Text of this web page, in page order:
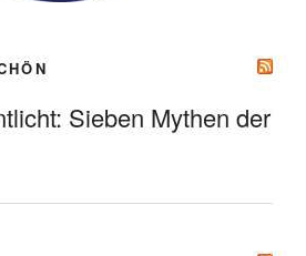
Sieben Mythen der